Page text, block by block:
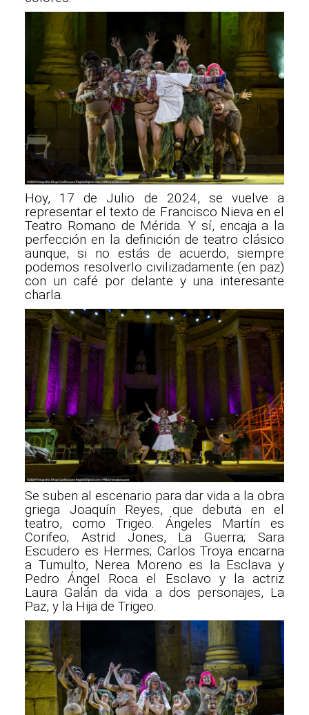
Hoy, 17 de Julio de 2024, se vuelve a
representar el texto de Francisco Nieva en el
Teatro Romano de Mérida. Y sí, encaja a la
perfección en la definición de teatro clásico
aunque, si no estás de acuerdo, siempre
podemos resolverlo civilizadamente (en paz)
con un café por delante y una interesante
charla.
Se suben al escenario para dar vida a la obra
griega Joaquín Reyes, que debuta en el
teatro, como Trigeo. Ángeles Martín es
Corifeo; Astrid Jones, La Guerra; Sara
Escudero es Hermes; Carlos Troya encarna
a Tumulto, Nerea Moreno es la Esclava y
Pedro Ángel Roca el Esclavo y la actriz
Laura Galán da vida a dos personajes, La
Paz, y la Hija de Trigeo.